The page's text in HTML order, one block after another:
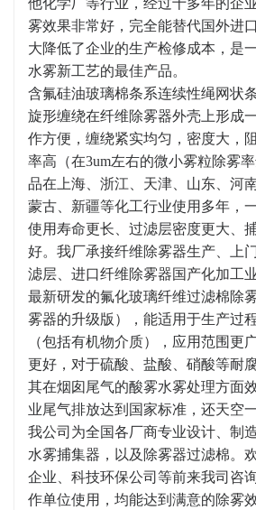
他化学厂等行业，经过十多年的企
雾效果非常好，完全能替代国外进
大降低了企业的生产检修成本，是
水雾新工艺的最佳产品。
含氟硅油玻璃棉条系连续性绳网状
旋形缠绕在纤维除雾器外壳上形成
作方便，缠绕紧实均匀，密度大，
率高（在3um左右的微小雾粒除雾
品在上海、浙江、天津、山东、河
蒙古、新疆等化工行业使用多年，
使用寿命更长、过滤层密度更大、
好。我厂承接纤维除雾器生产、上
滤层、进口纤维除雾器国产化加工业
最新研发的氟化玻璃纤维过滤棉除
雾器的升级版），能适用于生产过
（包括有机物介质），应用范围更
更好，对于硫酸、盐酸、硝酸等耐
其在烟囱尾气的酸雾水雾处理方面
业尾气排放达到国家标准，还天空
我公司为全国各厂商专业设计、制
水雾捕集器，以及除雾器过滤棉。
企业、科技环保公司等前来我司咨
作单位使用，均能达到满意的除雾效